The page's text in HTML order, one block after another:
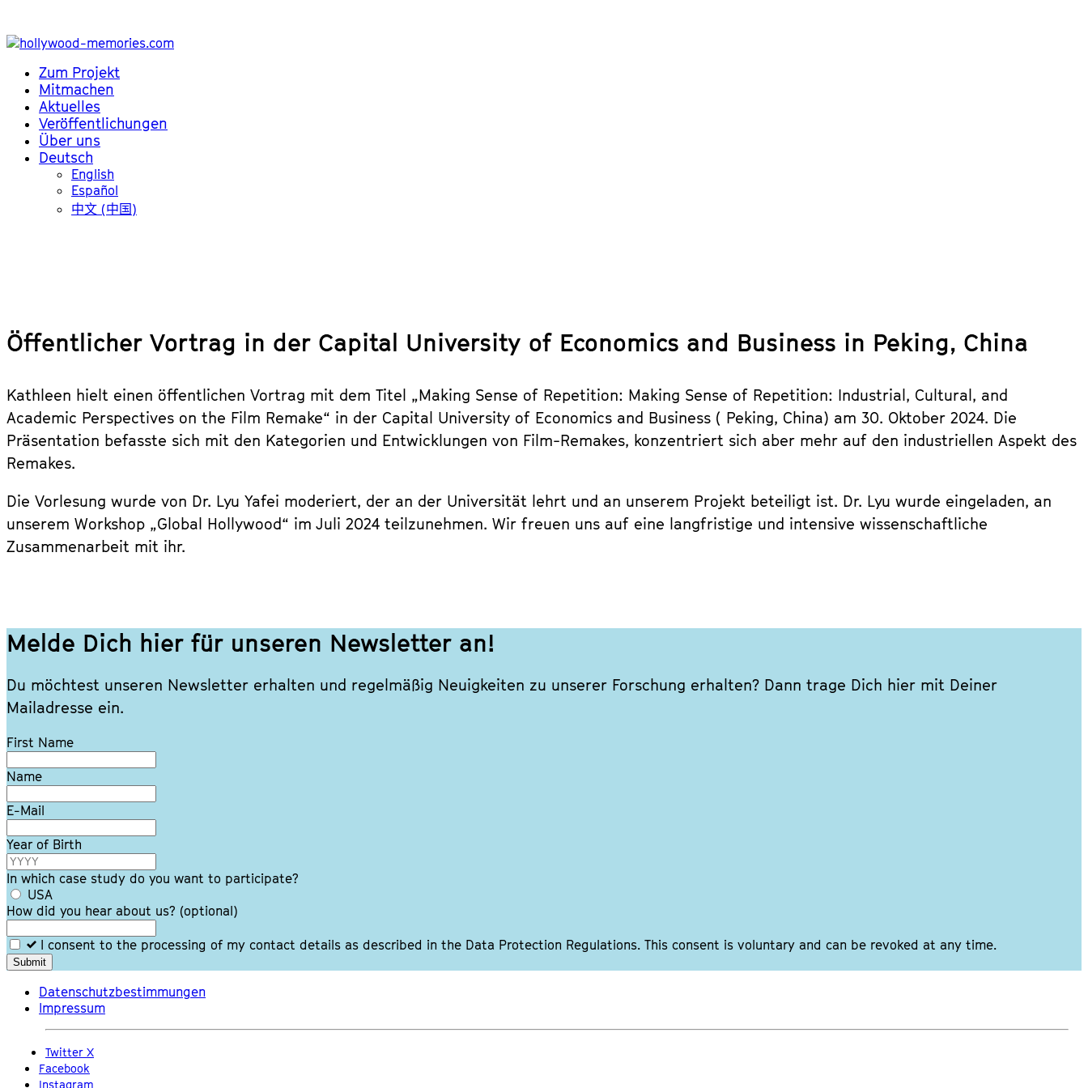
Zum Projekt
Mitmachen
Aktuelles
Veröffentlichungen
Über uns
Deutsch
English
Español
中文 (中国)
Öffentlicher Vortrag in der Capital University of Economics and Business in Peking, China
Kathleen hielt einen öffentlichen Vortrag mit dem Titel „Making Sense of Repetition: Making Sense of Repetition: Industrial, Cultural, and
Academic Perspectives on the Film Remake“ in der Capital University of Economics and Business ( Peking, China) am 30. Oktober 2024. Die
Präsentation befasste sich mit den Kategorien und Entwicklungen von Film-Remakes, konzentriert sich aber mehr auf den industriellen Aspekt des
Remakes.
Die Vorlesung wurde von Dr. Lyu Yafei moderiert, der an der Universität lehrt und an unserem Projekt beteiligt ist. Dr. Lyu wurde eingeladen, an
unserem Workshop „Global Hollywood“ im Juli 2024 teilzunehmen. Wir freuen uns auf eine langfristige und intensive wissenschaftliche
Zusammenarbeit mit ihr.
Melde Dich hier für unseren Newsletter an!
Du möchtest unseren Newsletter erhalten und regelmäßig Neuigkeiten zu unserer Forschung erhalten? Dann trage Dich hier mit Deiner
Mailadresse ein.
Lass
Feld
leer
First Name
Name
E-Mail
Year of Birth
In which case study do you want to participate?
USA
How did you hear about us? (optional)
I consent to the processing of my contact details as described in the Data Protection Regulations. This consent is voluntary and can be revoked at any time.
Submit
Datenschutzbestimmungen
Impressum
Twitter X
Facebook
Instagram